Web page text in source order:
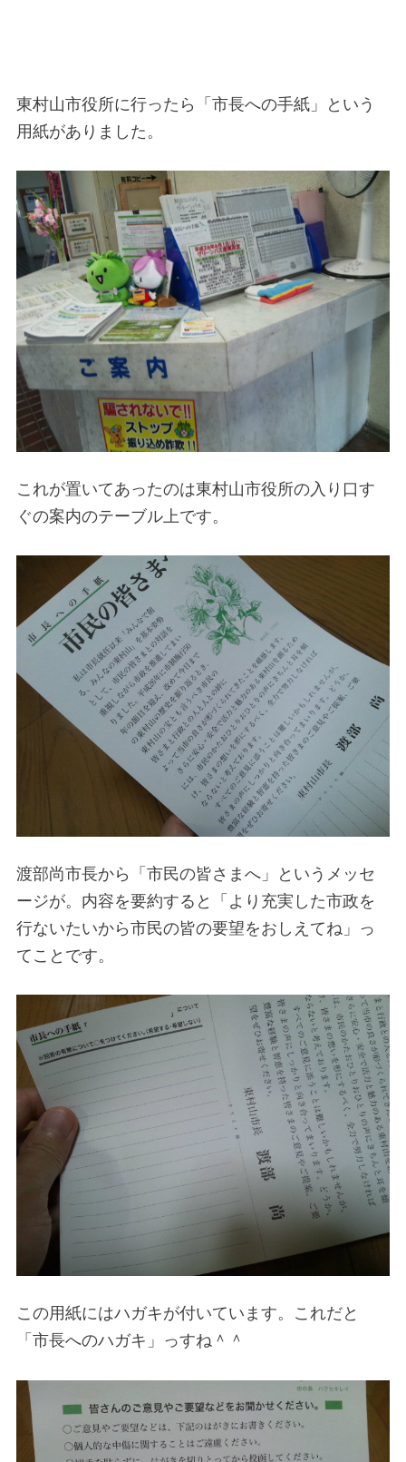
東村山市役所に行ったら「市長への手紙」という
用紙がありました。
これが置いてあったのは東村山市役所の入り口す
ぐの案内のテーブル上です。
渡部尚市長から「市民の皆さまへ」というメッセ
ージが。内容を要約すると「より充実した市政を
行ないたいから市民の皆の要望をおしえてね」っ
てことです。
この用紙にはハガキが付いています。これだと
「市長へのハガキ」っすね＾＾